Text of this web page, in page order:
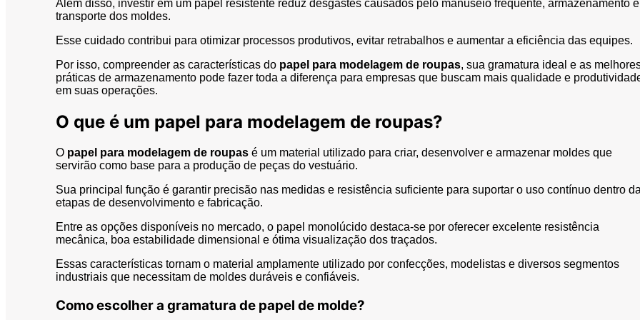
Além disso, investir em um papel resistente reduz desgastes causados pelo manuseio frequente, armazenamento e
transporte dos moldes.
Esse cuidado contribui para otimizar processos produtivos, evitar retrabalhos e aumentar a eficiência das equipes.
Por isso, compreender as características do papel para modelagem de roupas, sua gramatura ideal e as
práticas de armazenamento pode fazer toda a diferença para empresas que buscam mais qualidade e
em suas operações.
O que é um papel para modelagem de roupas?
O papel para modelagem de roupas é um material utilizado para criar, desenvolver e armazenar moldes que
servirão como base para a produção de peças do vestuário.
Sua principal função é garantir precisão nas medidas e resistência suficiente para suportar o uso contínuo dentro
etapas de desenvolvimento e fabricação.
Entre as opções disponíveis no mercado, o papel monolúcido destaca-se por oferecer excelente resistência
mecânica, boa estabilidade dimensional e ótima visualização dos traçados.
Essas características tornam o material amplamente utilizado por confecções, modelistas e diversos segmentos
industriais que necessitam de moldes duráveis e confiáveis.
Como escolher a gramatura de papel de molde?